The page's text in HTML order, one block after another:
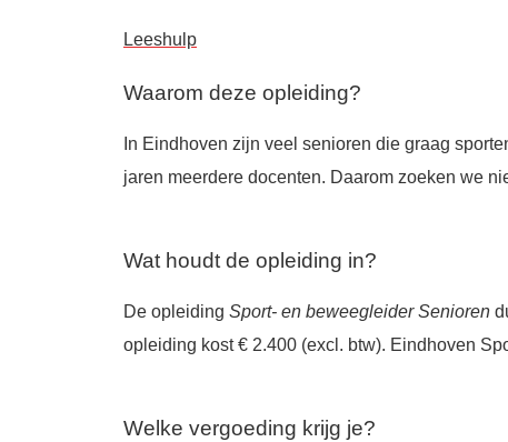
Leeshulp
Waarom deze opleiding?
In Eindhoven zijn veel senioren die graag
jaren meerdere docenten. Daarom zoeken we
Wat houdt de opleiding in?
De opleiding Sport- en beweegleider Senioren
opleiding kost € 2.400 (excl. btw). Eindhoven
Welke vergoeding krijg je?